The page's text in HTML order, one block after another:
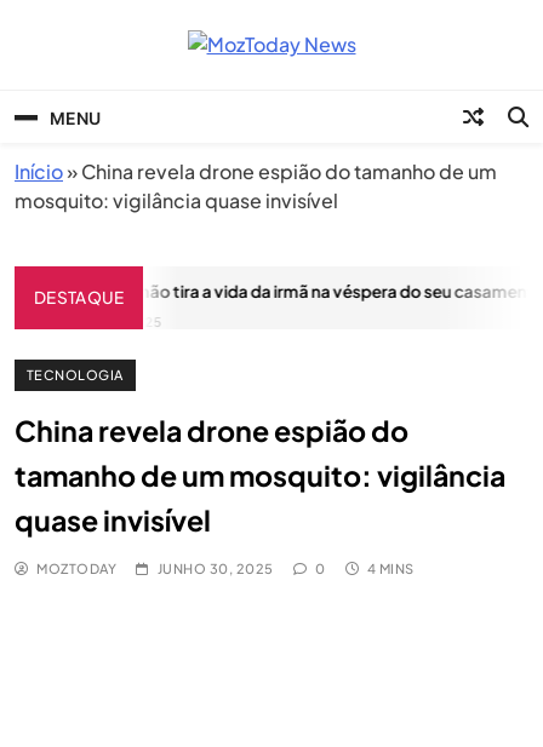
MENU
Início»China revela drone espião do tamanho de um
mosquito: vigilância quase invisível
DESTAQUE
Tragédia: Irmão tira a vida da irmã na véspera do seu casamento
TECNOLOGIA
China revela drone espião do
tamanho de um mosquito: vigilância
quase invisível
MOZTODAY JUNHO 30, 2025 0 4 MINS